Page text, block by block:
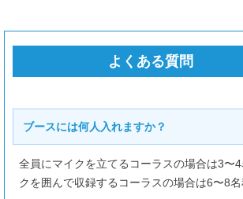
よくある質問
ブースには何人入れますか？
全員にマイクを立てるコーラスの場合は3〜
クを囲んで収録するコーラスの場合は6〜8名